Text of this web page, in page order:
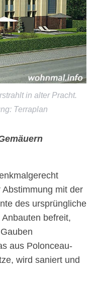
in alter Pracht.
Terraplan
mit der
des ursprüngliche
befreit,
aus Polonceau-
wird saniert und